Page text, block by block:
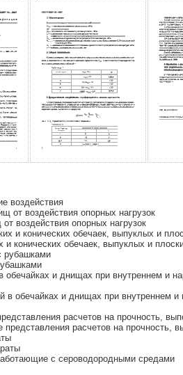
воздействия
от воздействия опорных нагрузок
воздействия опорных нагрузок
и конических обечаек, выпуклых и
конических обечаек, выпуклых и
рубашками
и днищах при внутреннем и
обечайках и днищах при внутреннем
расчетов на прочность,
расчетов на прочность,
с сероводородными средами